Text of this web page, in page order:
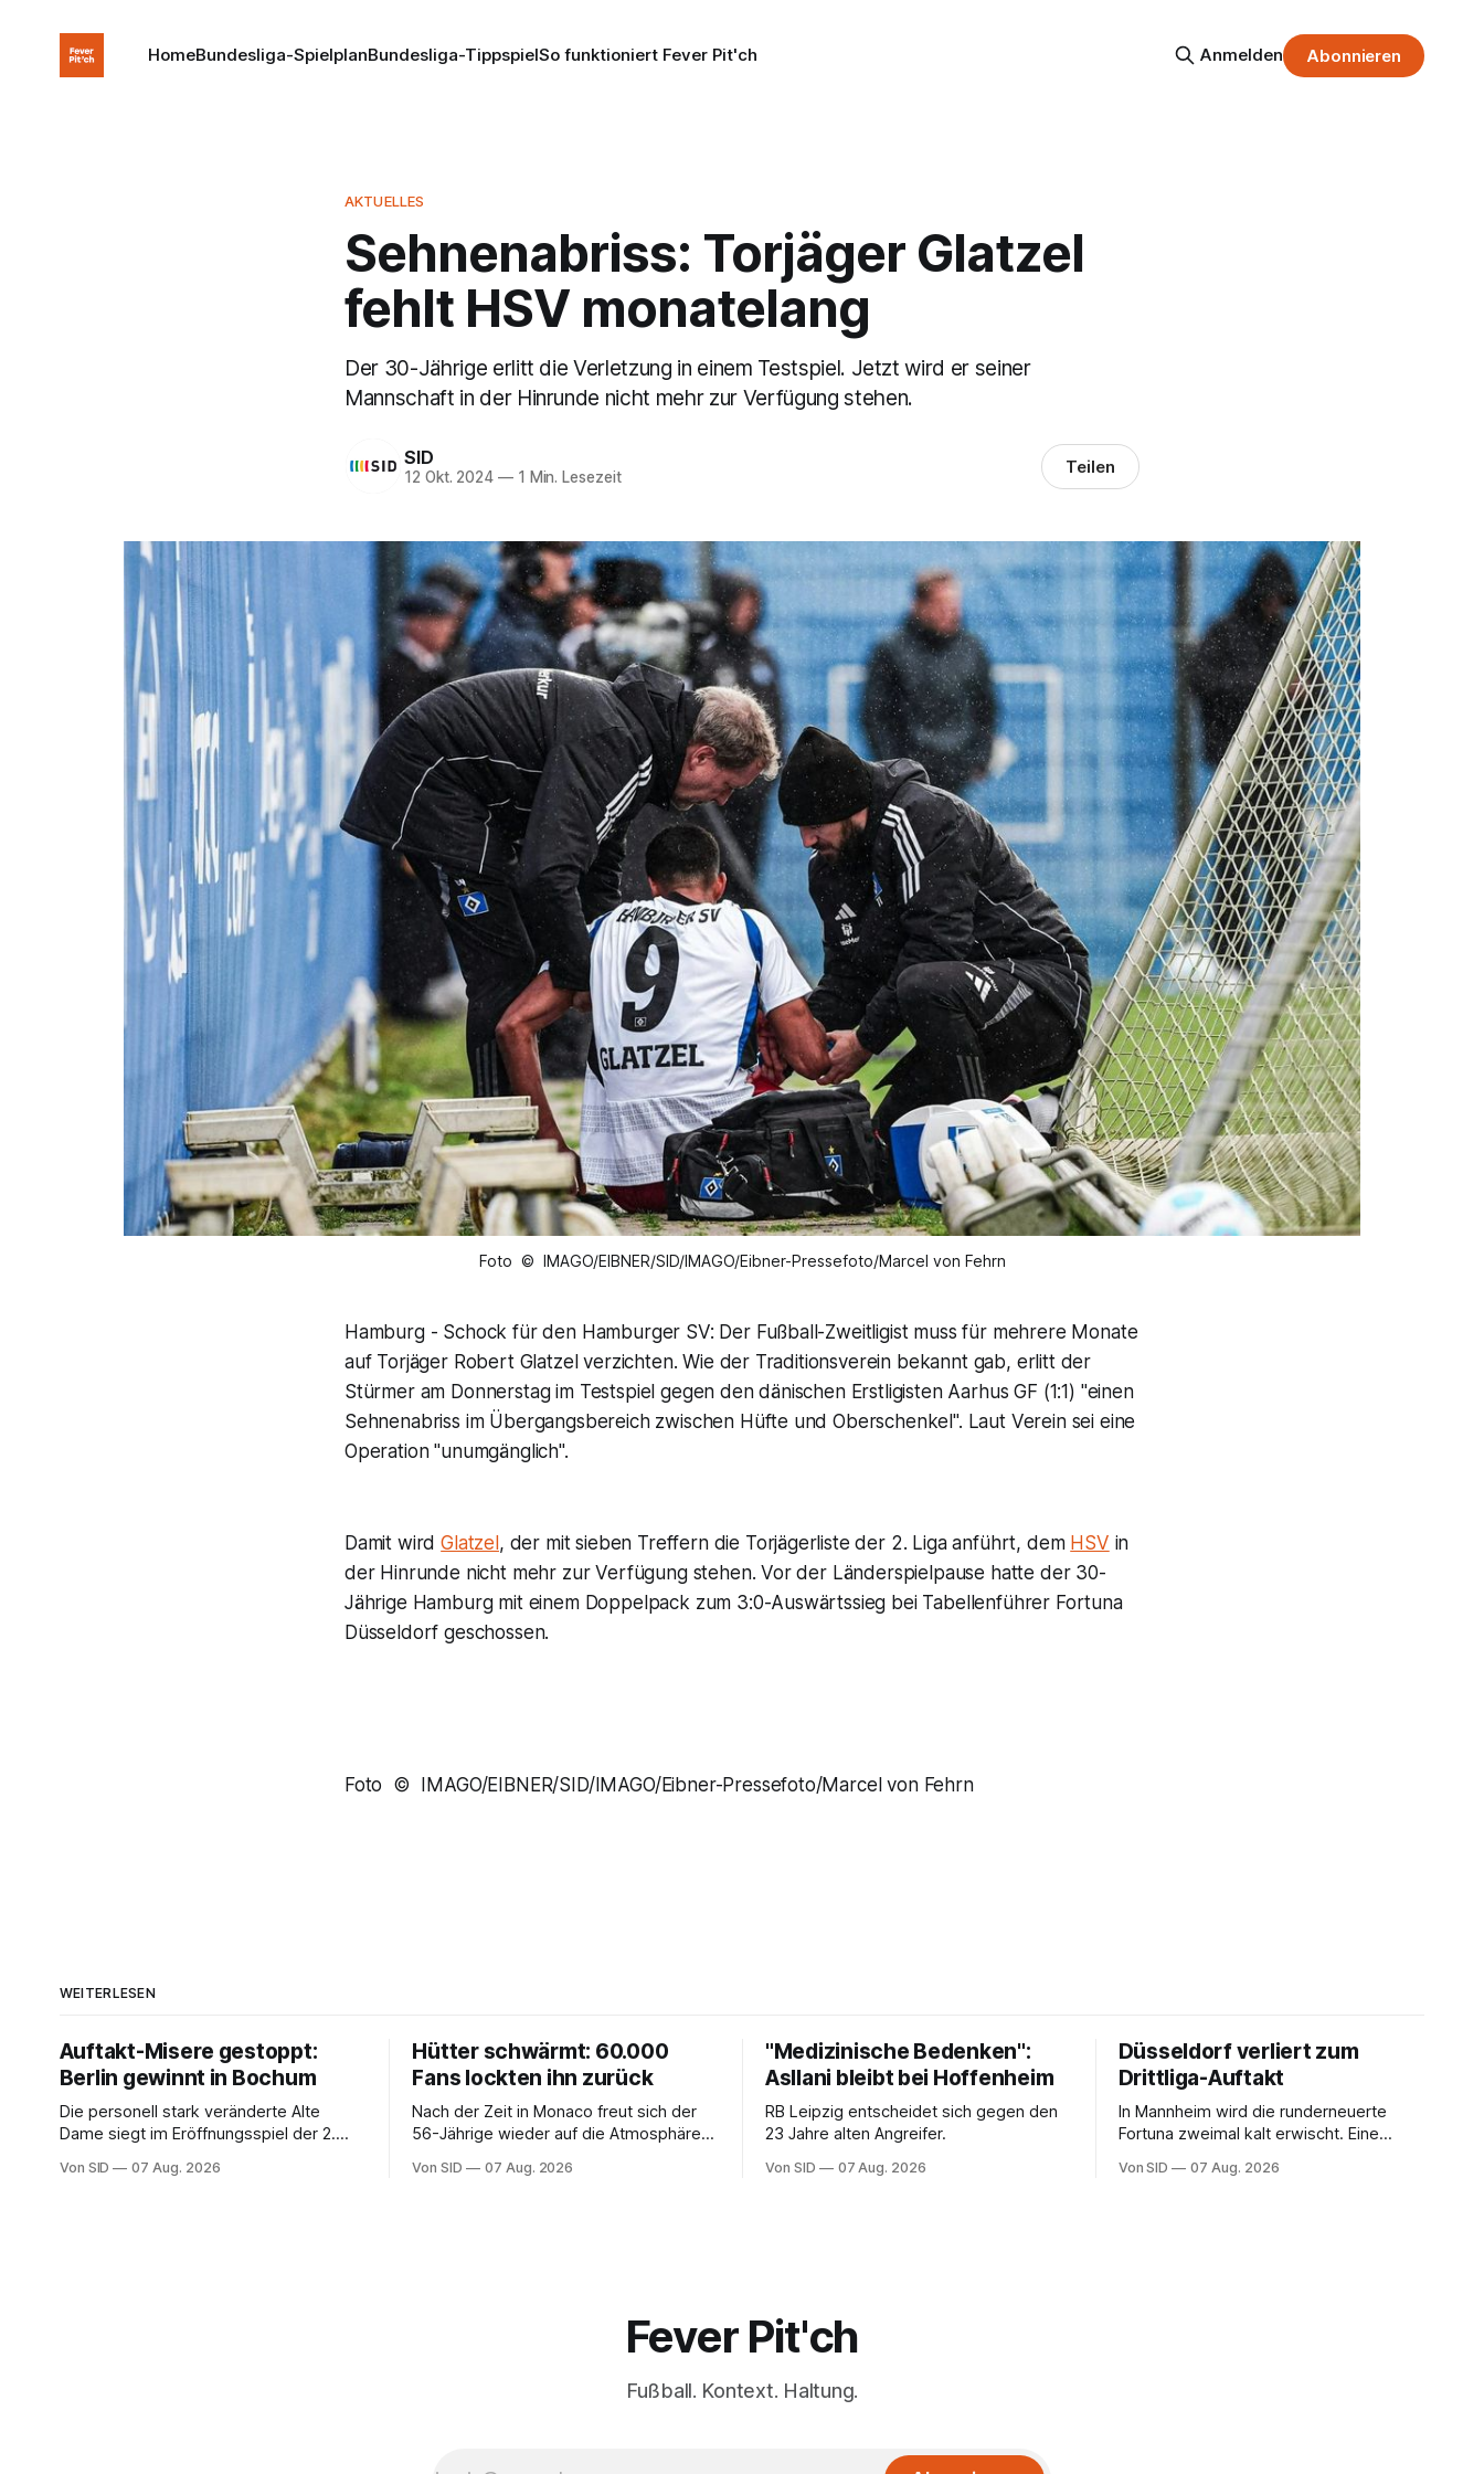
HomeBundesliga-SpielplanBundesliga-TippspielSo funktioniert Fever Pit'ch Anmelden Abonnieren
AKTUELLES
Sehnenabriss: Torjäger Glatzel
fehlt HSV monatelang
Der 30-Jährige erlitt die Verletzung in einem Testspiel. Jetzt wird er seiner
Mannschaft in der Hinrunde nicht mehr zur Verfügung stehen.
SID
12 Okt. 2024 —1 Min. Lesezeit Teilen
Foto © IMAGO/EIBNER/SID/IMAGO/Eibner-Pressefoto/Marcel von Fehrn
Hamburg - Schock für den Hamburger SV: Der Fußball-Zweitligist muss für mehrere Monate
auf Torjäger Robert Glatzel verzichten. Wie der Traditionsverein bekannt gab, erlitt der
Stürmer am Donnerstag im Testspiel gegen den dänischen Erstligisten Aarhus GF (1:1) "einen
Sehnenabriss im Übergangsbereich zwischen Hüfte und Oberschenkel". Laut Verein sei eine
Operation "unumgänglich".
Damit wirdGlatzel , der mit sieben Treffern die Torjägerliste der 2. Liga anführt, dem HSV in
der Hinrunde nicht mehr zur Verfügung stehen. Vor der Länderspielpause hatte der 30-
Jährige Hamburg mit einem Doppelpack zum 3:0-Auswärtssieg bei Tabellenführer Fortuna
Düsseldorf geschossen.
Foto © IMAGO/EIBNER/SID/IMAGO/Eibner-Pressefoto/Marcel von Fehrn
WEITERLESEN
Auftakt-Misere gestoppt:
Berlin gewinnt in Bochum
Die personell stark veränderte Alte
Dame siegt im Eröffnungsspiel der 2.
Von SID 07 Aug. 2026
Hütter schwärmt: 60.000
Fans lockten ihn zurück
Nach der Zeit in Monaco freut sich der
56-Jährige wieder auf die Atmosphäre in
Von SID 07 Aug. 2026
"Medizinische Bedenken":
Asllani bleibt bei Hoffenheim
RB Leipzig entscheidet sich gegen den
23 Jahre alten Angreifer.
Von SID 07 Aug. 2026
Düsseldorf verliert zum
Drittliga-Auftakt
In Mannheim wird die runderneuerte
Fortuna zweimal kalt erwischt. Eine
Anfangsphase sorgt für Zündstoff.
Von SID 07 Aug. 2026
Fever Pit'ch
Fußball. Kontext. Haltung.